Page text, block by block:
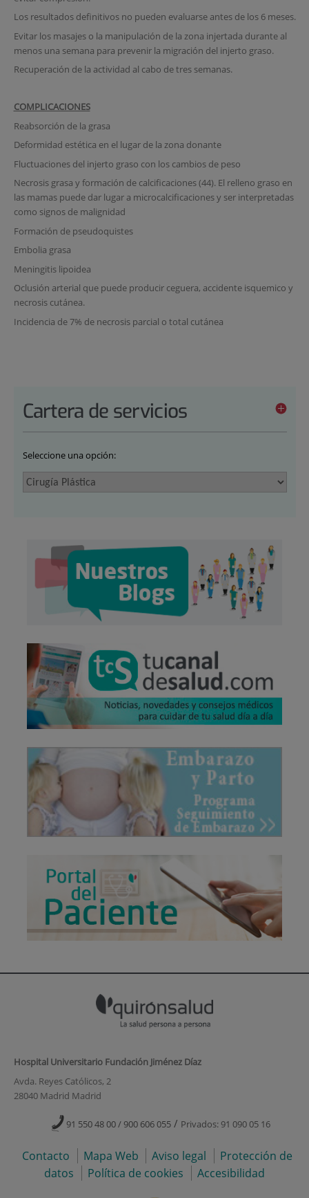
Los resultados definitivos no pueden evaluarse antes de los 6 meses.
Evitar los masajes o la manipulación de la zona injertada durante al
menos una semana para prevenir la migración del injerto graso.
Recuperación de la actividad al cabo de tres semanas.
COMPLICACIONES
Reabsorción de la grasa
Deformidad estética en el lugar de la zona donante
Fluctuaciones del injerto graso con los cambios de peso
Necrosis grasa y formación de calcificaciones (44). El relleno graso en
las mamas puede dar lugar a microcalcificaciones y ser interpretadas
como signos de malignidad
Formación de pseudoquistes
Embolia grasa
Meningitis lipoidea
Oclusión arterial que puede producir ceguera, accidente isquemico y
necrosis cutánea.
Incidencia de 7% de necrosis parcial o total cutánea
Cartera de servicios
Seleccione una opción:
Hospital Universitario Fundación Jiménez Díaz
Avda. Reyes Católicos, 2
28040 Madrid Madrid
91 550 48 00 / 900 606 055 / Privados: 91 090 05 16
Contacto Mapa Web Aviso legal
Protección de
datos
Política de cookies Accesibilidad